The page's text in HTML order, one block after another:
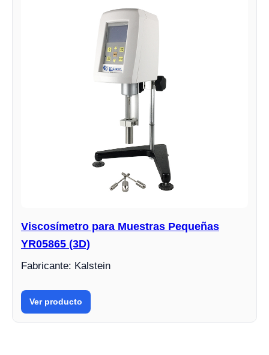
Viscosímetro para Muestras Pequeñas
YR05865 (3D)
Fabricante: Kalstein
Ver producto